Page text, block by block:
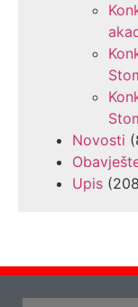
Novosti
Upis